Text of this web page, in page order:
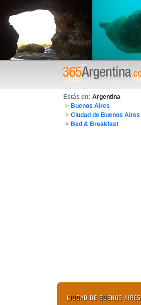
Estás en: Argentina
> Buenos Aires
> Ciudad de Buenos Aires
> Bed & Breakfast
CIUDAD DE BUENOS AIRES